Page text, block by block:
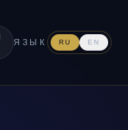
ЯЗЫК RU EN